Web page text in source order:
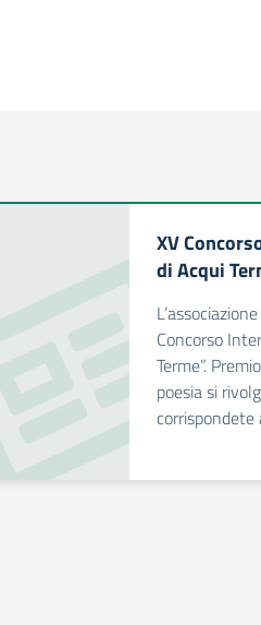
XV
di Acqui
Concorso
Terme”.
poesia si